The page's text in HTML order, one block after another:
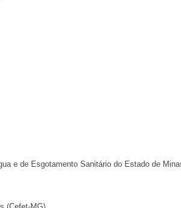
e de Esgotamento Sanitário do Estado de